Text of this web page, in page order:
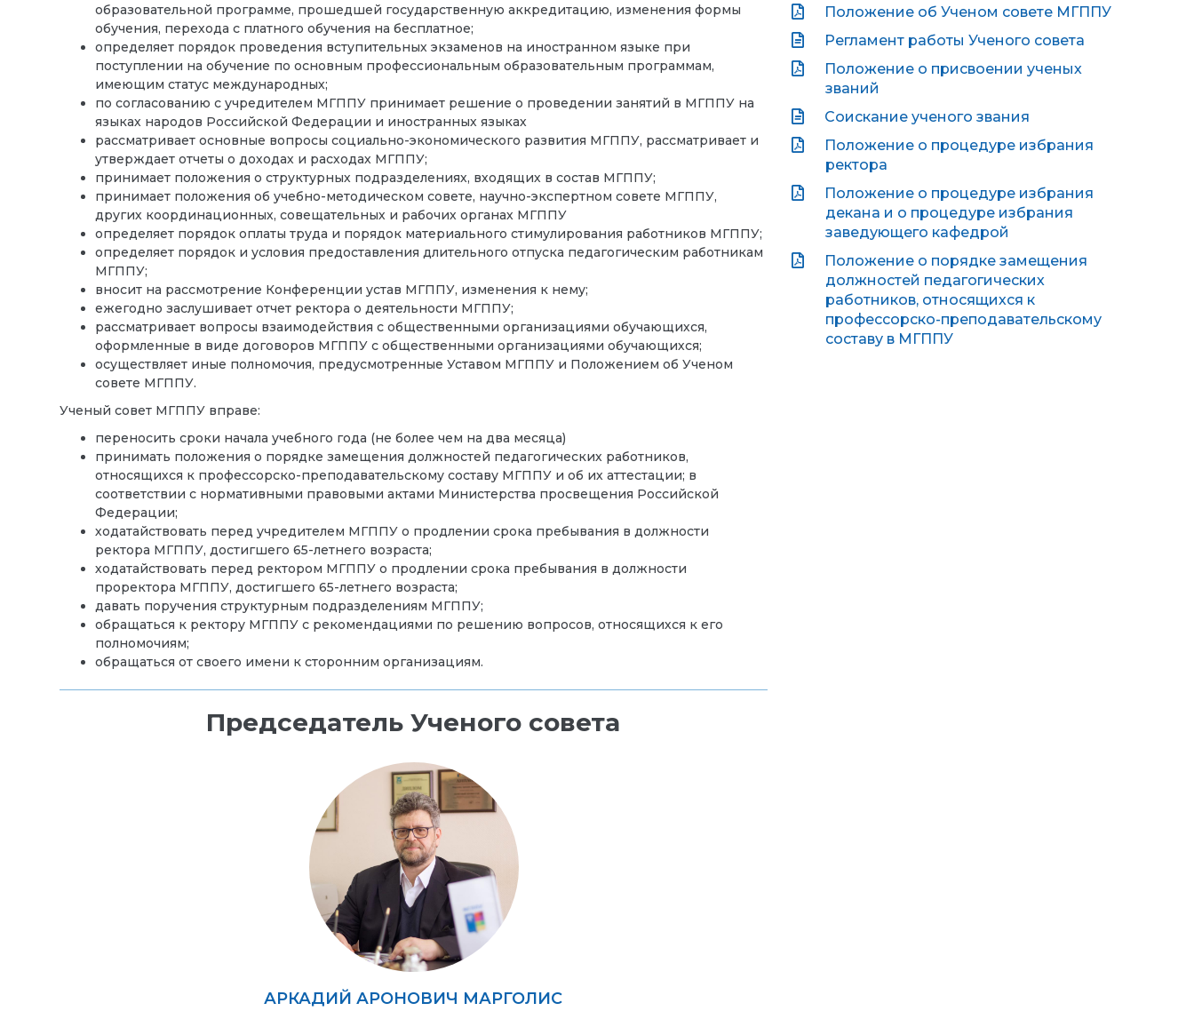
образовательной программе, прошедшей государственную аккредитацию, изменения формы
обучения, перехода с платного обучения на бесплатное;
определяет порядок проведения вступительных экзаменов на иностранном языке при
поступлении на обучение по основным профессиональным образовательным программам,
имеющим статус международных;
по согласованию с учредителем МГППУ принимает решение о проведении занятий в МГППУ на
языках народов Российской Федерации и иностранных языках
рассматривает основные вопросы социально-экономического развития МГППУ, рассматривает и
утверждает отчеты о доходах и расходах МГППУ;
принимает положения о структурных подразделениях, входящих в состав МГППУ;
принимает положения об учебно-методическом совете, научно-экспертном совете МГППУ,
других координационных, совещательных и рабочих органах МГППУ
определяет порядок оплаты труда и порядок материального стимулирования работников МГППУ;
определяет порядок и условия предоставления длительного отпуска педагогическим работникам
МГППУ;
вносит на рассмотрение Конференции устав МГППУ, изменения к нему;
ежегодно заслушивает отчет ректора о деятельности МГППУ;
рассматривает вопросы взаимодействия с общественными организациями обучающихся,
оформленные в виде договоров МГППУ с общественными организациями обучающихся;
осуществляет иные полномочия, предусмотренные Уставом МГППУ и Положением об Ученом
совете МГППУ.
Ученый совет МГППУ вправе:
переносить сроки начала учебного года (не более чем на два месяца)
принимать положения о порядке замещения должностей педагогических работников,
относящихся к профессорско-преподавательскому составу МГППУ и об их аттестации; в
соответствии с нормативными правовыми актами Министерства просвещения Российской
Федерации;
ходатайствовать перед учредителем МГППУ о продлении срока пребывания в должности
ректора МГППУ, достигшего 65-летнего возраста;
ходатайствовать перед ректором МГППУ о продлении срока пребывания в должности
проректора МГППУ, достигшего 65-летнего возраста;
давать поручения структурным подразделениям МГППУ;
обращаться к ректору МГППУ с рекомендациями по решению вопросов, относящихся к его
полномочиям;
обращаться от своего имени к сторонним организациям.
Председатель Ученого совета
АРКАДИЙ АРОНОВИЧ МАРГОЛИС
Положение об Ученом совете МГППУ
Регламент работы Ученого совета
Положение о присвоении ученых
званий
Соискание ученого звания
Положение о процедуре избрания
ректора
Положение о процедуре избрания
декана и о процедуре избрания
заведующего кафедрой
Положение о порядке замещения
должностей педагогических
работников, относящихся к
профессорско-преподавательскому
составу в МГППУ